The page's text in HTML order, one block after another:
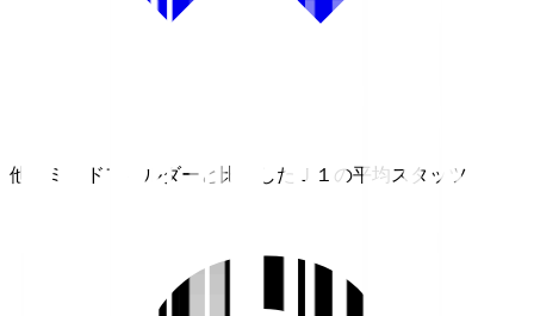
他のミッドフィルダーと比較したＪ１の平均スタッツ